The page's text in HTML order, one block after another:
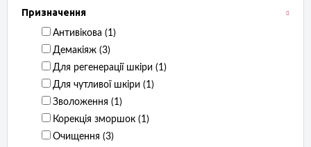
Призначення
Антивікова ‏ (1)
Демакіяж ‏ (3)
Для регенерації шкіри ‏ (1)
Для чутливої ​​шкіри ‏ (1)
Зволоження ‏ (1)
Корекція зморшок ‏ (1)
Очищення ‏ (3)